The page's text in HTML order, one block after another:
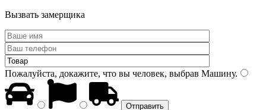
Вызвать замерщика
Пожалуйста, докажите, что вы человек, выбрав Машину.